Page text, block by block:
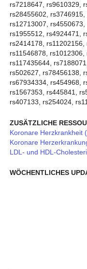
rs7218647, rs9610329,
rs28455602, rs3746915,
rs12713007,
rs1955512, rs4924471,
rs2414178,
rs11546878,
rs117435644,
rs502627, rs78456138,
rs67934334, rs454968,
rs1567353, rs445841,
rs407133, rs254024,
ZUSÄTZLICHE
Koronare Herzkrankheit
Koronare
LDL- und HDL-
WÖCHENTLICHES